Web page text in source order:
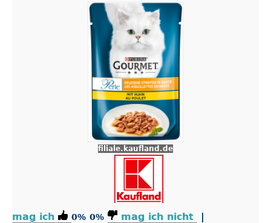
filiale.kaufland.de
mag ich 0% 0% mag ich nicht
|